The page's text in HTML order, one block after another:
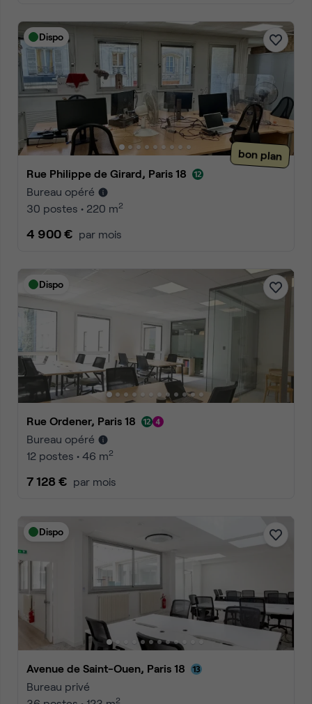
Dispo
bon plan
Rue Philippe de Girard, Paris 18
Bureau opéré
30 postes • 220 m2
4 900 € par mois
Dispo
Rue Ordener, Paris 18
Bureau opéré
12 postes • 46 m2
7 128 € par mois
Dispo
Avenue de Saint-Ouen, Paris 18
Bureau privé
2